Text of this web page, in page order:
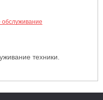
техники.